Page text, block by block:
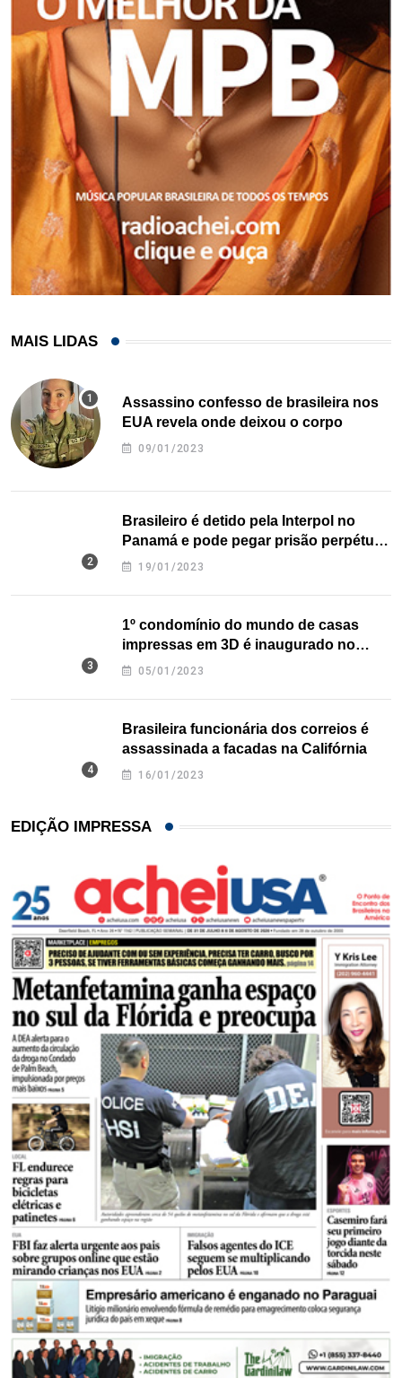
MAIS LIDAS
Assassino confesso de brasileira nos
EUA revela onde deixou o corpo
09/01/2023
Brasileiro é detido pela Interpol no
Panamá e pode pegar prisão perpétua
nos EUA
19/01/2023
1º condomínio do mundo de casas
impressas em 3D é inaugurado no
Texas
05/01/2023
Brasileira funcionária dos correios é
assassinada a facadas na Califórnia
16/01/2023
EDIÇÃO IMPRESSA